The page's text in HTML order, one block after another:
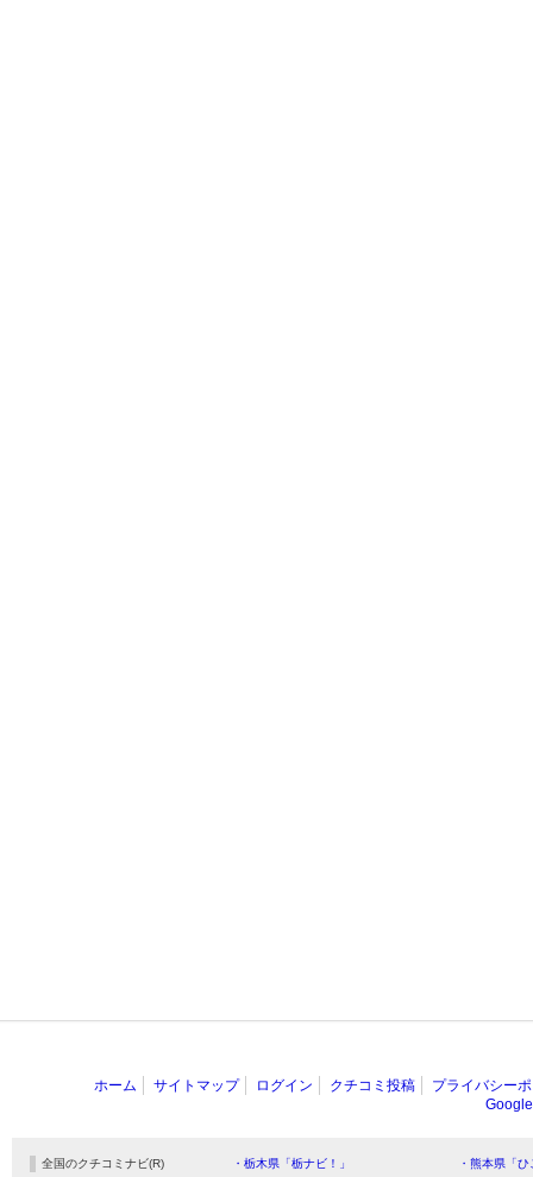
ホーム サイトマップ ログイン クチコミ投稿
プライバシー
全国のクチコミナビ(R) ・栃木県「栃ナビ！」 ・熊本県「